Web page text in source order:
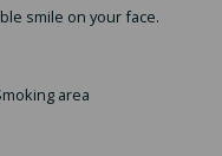
smile on your face.
area